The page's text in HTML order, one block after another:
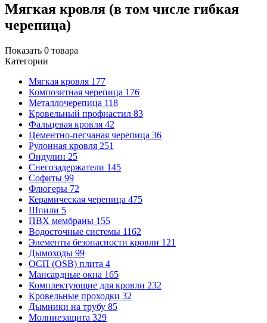
Мягкая кровля (в том числе гибкая
черепица)
Показать 0 товара
Категории
Мягкая кровля 177
Композитная черепица 176
Металлочерепица 118
Кровельный профнастил 83
Фальцевая кровля 42
Цементно-песчаная черепица 36
Рулонная кровля 251
Ондулин 25
Снегозадержатели 145
Софиты 99
Флюгеры 72
Керамическая черепица 475
Шпили 5
ПВХ мембраны 155
Водосточные системы 1162
Элементы безопасности кровли 121
Дымоходы 99
ОСП (OSB) плита 4
Мансардные окна 165
Комплектующие для кровли 232
Кровельные проходки 32
Дымники на трубу 85
Молниезащита 329